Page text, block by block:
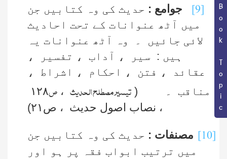
Book Topic
[9] جوامع : حدیث کی وہ کتابیں جن
میں آٹھ عنوانات کے تحت احادیث
لائی جائیں ۔ وہ آٹھ عنوانات یہ
ہیں : سیر ، آداب ، تفسیر ،
عقائد ، فتن ، احکام ، اشراط ،
مناقب ۔
(تيسیر مصطلح الحدیث ،ص۱۲۸
، نصاب اصول حدیث ، ص۲۱)
[10] مصنفات : حدیث کی وہ کتابیں جن
میں ترتیب ابواب فقہ پر ہو اور